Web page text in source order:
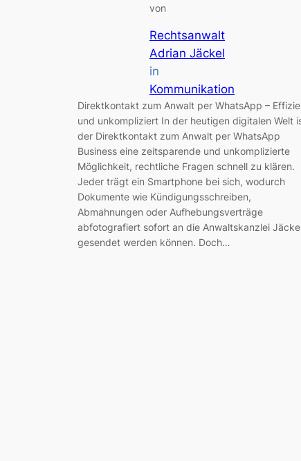
von
Rechtsanwalt
Adrian Jäckel
in
Kommunikation
Direktkontakt zum Anwalt per WhatsApp –
und unkompliziert In der heutigen digitalen Welt
der Direktkontakt zum Anwalt per WhatsApp
Business eine zeitsparende und unkomplizierte
Möglichkeit, rechtliche Fragen schnell zu klären.
Jeder trägt ein Smartphone bei sich, wodurch
Dokumente wie Kündigungsschreiben,
Abmahnungen oder Aufhebungsverträge
abfotografiert sofort an die Anwaltskanzlei
gesendet werden können. Doch…